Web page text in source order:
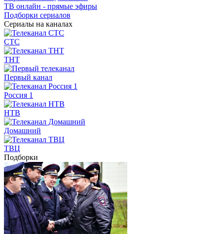
ТВ онлайн - прямые эфиры
Подборки сериалов
Сериалы на каналах
СТС
ТНТ
Первый канал
Россия 1
НТВ
Домашний
ТВЦ
Подборки